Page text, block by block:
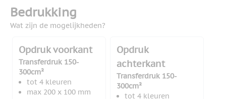
Bedrukking
Wat zijn de mogelijkheden?
Opdruk voorkant
Transferdruk 150-
300cm²
tot 4 kleuren
max 200 x 100 mm
Opdruk
achterkant
Transferdruk 150-
300cm²
tot 4 kleuren